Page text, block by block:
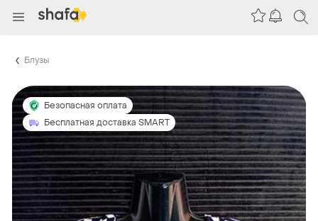
Блузы
Безопасная оплата
Бесплатная доставка SMART